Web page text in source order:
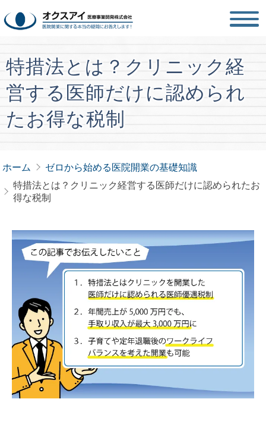
特措法とは？クリニック経
営する医師だけに認められ
たお得な税制
ホーム
ゼロから始める医院開業の基礎知識
特措法とは？クリニック経営する医師だけに認められたお
得な税制